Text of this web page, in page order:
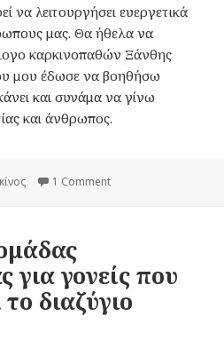
να λειτουργήσει ευεργετικά
μας. Θα ήθελα να
καρκινοπαθών Ξάνθης
μου έδωσε να βοηθήσω
και συνάμα να γίνω
και άνθρωπος.
1 Comment
για γονείς που
διαζύγιο